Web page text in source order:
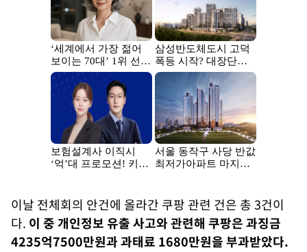
이날 전체회의 안건에 올라간 쿠팡 관련 건은 총 3건이
다. 이 중 개인정보 유출 사고와 관련해 쿠팡은 과징금
4235억7500만원과 과태료 1680만원을 부과받았다.